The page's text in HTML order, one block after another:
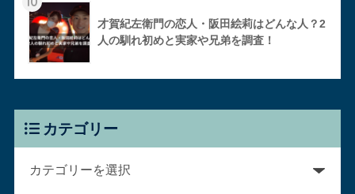
才賀紀左衛門の恋人・阪田絵莉はどんな人？2
人の馴れ初めと実家や兄弟を調査！
カテゴリー